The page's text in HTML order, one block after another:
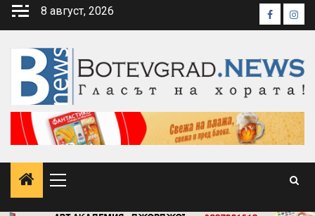
Skip
8 август, 2026 Facebook
Primary